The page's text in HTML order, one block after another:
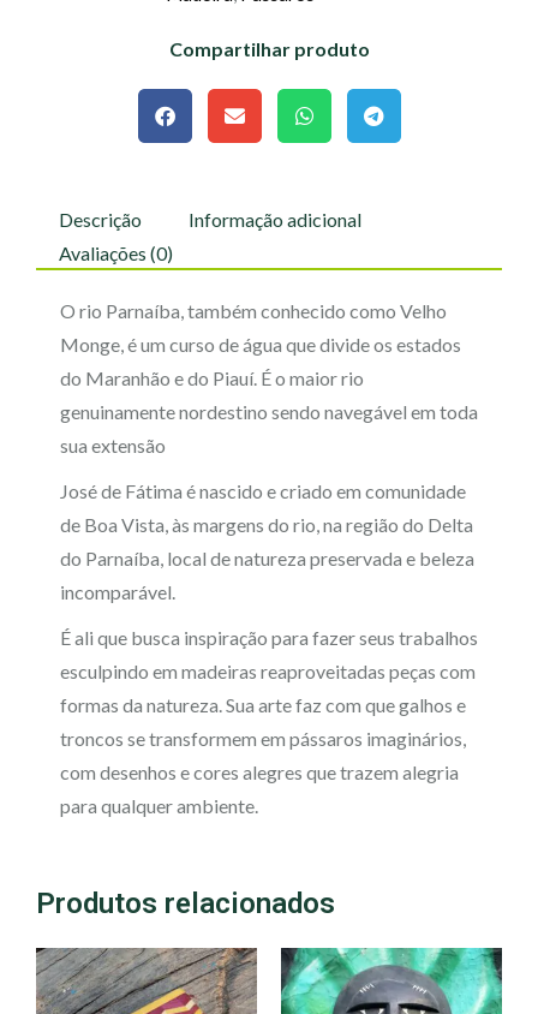
Compartilhar produto
Descrição
Informação adicional
Avaliações (0)
O rio Parnaíba, também conhecido como Velho
Monge, é um curso de água que divide os estados
do Maranhão e do Piauí. É o maior rio
genuinamente nordestino sendo navegável em toda
sua extensão
José de Fátima é nascido e criado em comunidade
de Boa Vista, às margens do rio, na região do Delta
do Parnaíba, local de natureza preservada e beleza
incomparável.
É ali que busca inspiração para fazer seus trabalhos
esculpindo em madeiras reaproveitadas peças com
formas da natureza. Sua arte faz com que galhos e
troncos se transformem em pássaros imaginários,
com desenhos e cores alegres que trazem alegria
para qualquer ambiente.
Produtos relacionados